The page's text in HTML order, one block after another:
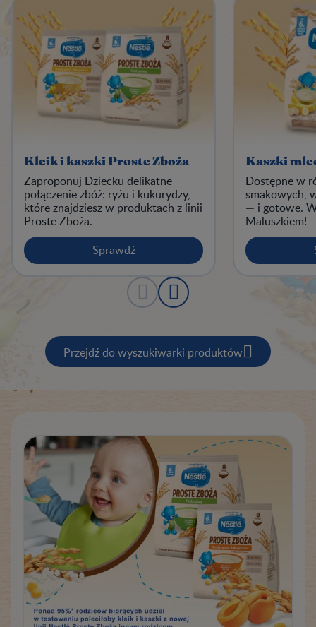
Kleik i kaszki Proste Zboża
Zaproponuj Dziecku delikatne
połączenie zbóż: ryżu i kukurydzy,
które znajdziesz w produktach z linii
Proste Zboża.
Sprawdź
Kaszki
Dostępne w
smakowych,
— i gotowe.
Maluszkiem!
Przejdź do wyszukiwarki produktów